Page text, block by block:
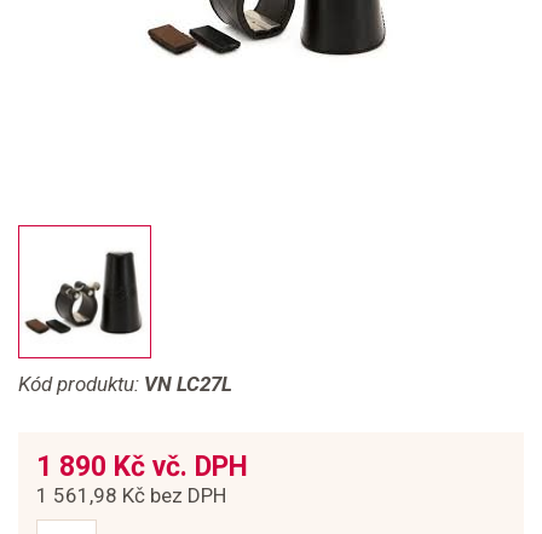
Kód produktu: VN LC27L
1 890 Kč vč. DPH
1 561,98 Kč bez DPH